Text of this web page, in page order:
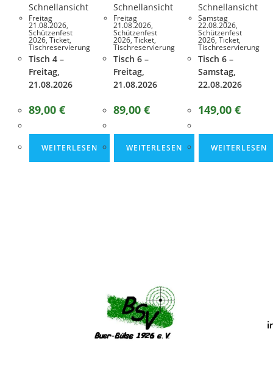
Schnellansicht
Freitag
21.08.2026,
Schützenfest
2026,Ticket,
Tischreservierung
Tisch 4 –
Freitag,
21.08.2026
89,00€
WEITERLESEN
Schnellansicht
Freitag
21.08.2026,
Schützenfest
2026, Ticket,
Tischreservierung
Tisch 6 –
Freitag,
21.08.2026
89,00 €
WEITERLESEN
Schnellansicht
Samstag
22.08.2026,
Schützenfest
2026, Ticket,
Tischreservierung
Tisch 6 –
Samstag,
22.08.2026
149,00 €
WEITERLESEN